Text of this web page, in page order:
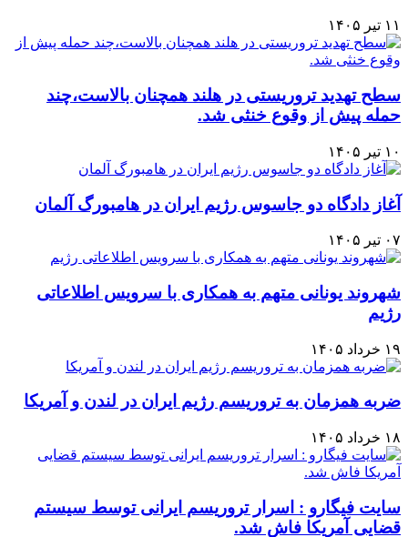
۱۱ تیر ۱۴۰۵
سطح تهدید تروریستی در هلند همچنان بالاست،چند
حمله پیش از وقوع خنثی شد.
۱۰ تیر ۱۴۰۵
آغاز دادگاه دو جاسوس رژیم ایران در هامبورگ آلمان
۰۷ تیر ۱۴۰۵
شهروند یونانی متهم به همکاری با سرویس اطلاعاتی
رژيم
۱۹ خرداد ۱۴۰۵
ضربه همزمان به تروریسم رژیم ایران در لندن و آمریکا
۱۸ خرداد ۱۴۰۵
سایت فیگارو : اسرار تروریسم ایرانی توسط سیستم
قضایی آمریکا فاش شد.